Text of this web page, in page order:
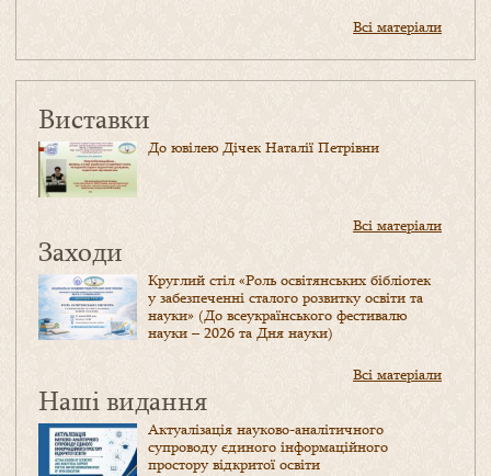
Всі матеріали
Виставки
До ювілею Дічек Наталії Петрівни
Всі матеріали
Заходи
Круглий стіл «Роль освітянських бібліотек
у забезпеченні сталого розвитку освіти та
науки» (До всеукраїнського фестивалю
науки – 2026 та Дня науки)
Всі матеріали
Наші видання
Актуалізація науково-аналітичного
супроводу єдиного інформаційного
простору відкритої освіти